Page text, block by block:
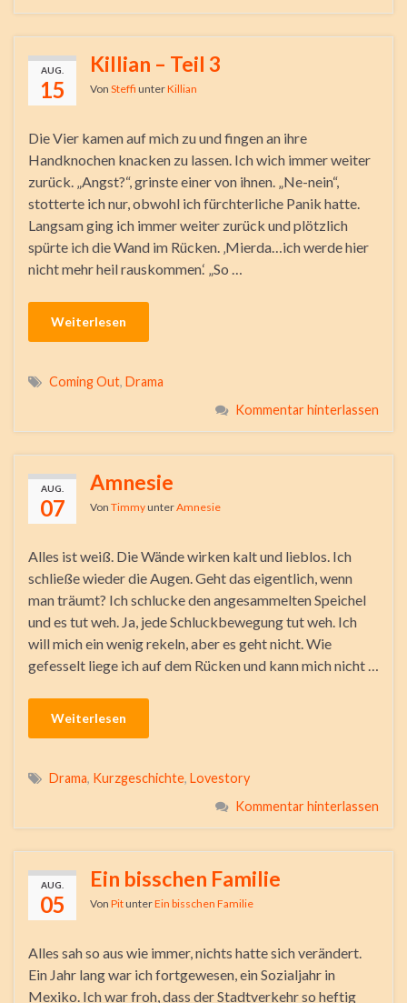
AUG.
15
Killian – Teil 3
Von Steffi unterKillian
Die Vier kamen auf mich zu und fingen an ihre
Handknochen knacken zu lassen. Ich wich immer weiter
zurück. „Angst?“, grinste einer von ihnen. „Ne-nein“,
stotterte ich nur, obwohl ich fürchterliche Panik hatte.
Langsam ging ich immer weiter zurück und plötzlich
spürte ich die Wand im Rücken. ‚Mierda…ich werde hier
nicht mehr heil rauskommen.‘ „So …
Weiterlesen
Coming Out, Drama
Kommentar hinterlassen
AUG.
07
Amnesie
Von TimmyunterAmnesie
Alles ist weiß. Die Wände wirken kalt und lieblos. Ich
schließe wieder die Augen. Geht das eigentlich, wenn
man träumt? Ich schlucke den angesammelten Speichel
und es tut weh. Ja, jede Schluckbewegung tut weh. Ich
will mich ein wenig rekeln, aber es geht nicht. Wie
gefesselt liege ich auf dem Rücken und kann mich nicht …
Weiterlesen
Drama, Kurzgeschichte, Lovestory
Kommentar hinterlassen
AUG.
05
Ein bisschen Familie
Von PitunterEin bisschen Familie
Alles sah so aus wie immer, nichts hatte sich verändert.
Ein Jahr lang war ich fortgewesen, ein Sozialjahr in
Mexiko. Ich war froh, dass der Stadtverkehr so heftig